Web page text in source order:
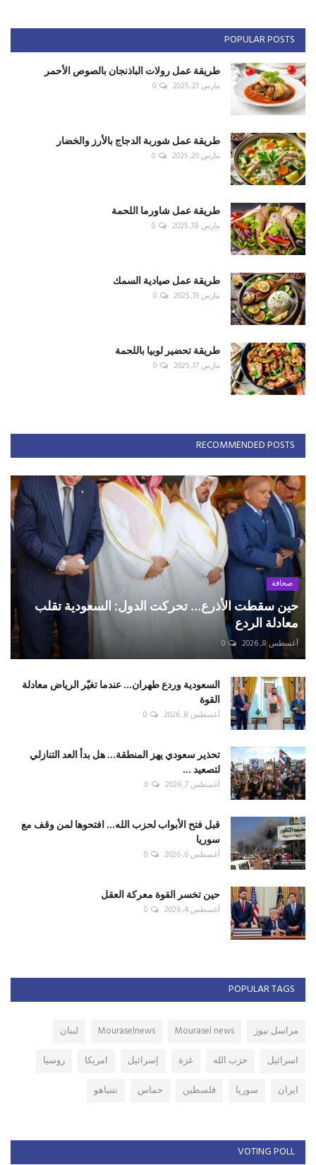
POPULAR POSTS
طريقة عمل رولات الباذنجان بالصوص الأحمر
مارس 21, 2025 0
طريقة عمل شوربة الدجاج بالأرز والخضار
مارس 20, 2025 0
طريقة عمل شاورما اللحمة
مارس 18, 2025 0
طريقة عمل صيادية السمك
مارس 19, 2025 0
طريقة تحضير لوبيا باللحمة
مارس 17, 2025 0
RECOMMENDED POSTS
صحافة
حين سقطت الأذرع... تحركت الدول: السعودية تقلب
معادلة الردع
أغسطس 8, 2026 0
السعودية وردع طهران... عندما تغيّر الرياض معادلة
القوة
أغسطس 8, 2026 0
تحذير سعودي يهز المنطقة... هل بدأ العد التنازلي
لتصعيد ...
أغسطس 7, 2026 0
قبل فتح الأبواب لحزب الله... افتحوها لمن وقف مع
سوريا
أغسطس 6, 2026 0
حين تخسر القوة معركة العقل
أغسطس 4, 2026 0
POPULAR TAGS
مراسل نيوز Mourasel news
Mouraselnews
لبنان
اسرائيل
حزب الله غزة إسرائيل امريكا
روسيا
ايران
سوريا فلسطين حماس نتنياهو
VOTING POLL